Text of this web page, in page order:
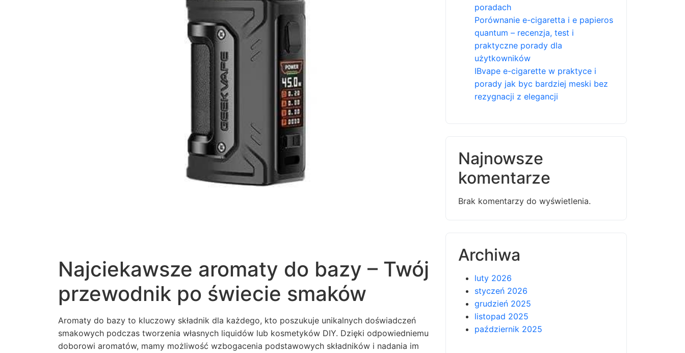
Najciekawsze aromaty do bazy – Twój
przewodnik po świecie smaków
Aromaty do bazy to kluczowy składnik dla każdego, kto poszukuje unikalnych doświadczeń
smakowych podczas tworzenia własnych liquidów lub kosmetyków DIY. Dzięki odpowiedniemu
doborowi aromatów, mamy możliwość wzbogacenia podstawowych składników i nadania im
poradach
Porównanie e-cigaretta i e papieros
quantum – recenzja, test i
praktyczne porady dla
użytkowników
IBvape e-cigarette w praktyce i
porady jak byc bardziej meski bez
rezygnacji z elegancji
Najnowsze
komentarze
Brak komentarzy do wyświetlenia.
Archiwa
luty 2026
styczeń 2026
grudzień 2025
listopad 2025
październik 2025